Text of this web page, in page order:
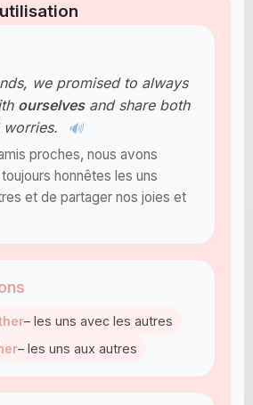
we promised to always
ourselvesand share both
🔊
proches, nous avons
honnêtes les uns
et de partager nos joies et
– les uns avec les autres
– les uns aux autres